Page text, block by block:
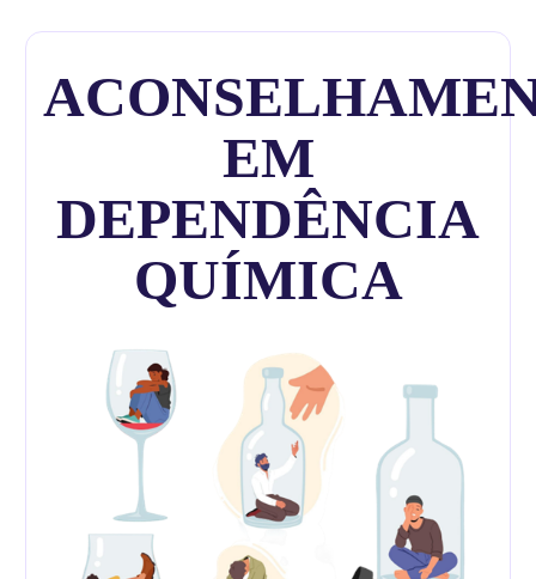
EM
DEPENDÊNCIA
QUÍMICA